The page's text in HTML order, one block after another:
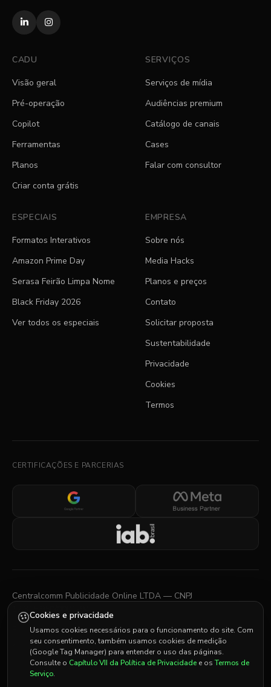
CADU
Visão geral
Pré-operação
Copilot
Ferramentas
Planos
Criar conta grátis
SERVIÇOS
Serviços de mídia
Audiências premium
Catálogo de canais
Cases
Falar com consultor
ESPECIAIS
Formatos Interativos
Amazon Prime Day
Serasa Feirão Limpa Nome
Black Friday 2026
Ver todos os especiais
EMPRESA
Sobre nós
Media Hacks
Planos e preços
Contato
Solicitar proposta
Sustentabilidade
Privacidade
Cookies
Termos
CERTIFICAÇÕES E PARCERIAS
Centralcomm Publicidade Online LTDA — CNPJ
Rua Sergipe, 1440 — Savassi, Belo Horizonte, MG
Av. Almirante Barroso, 81 — Centro, Rio de Janeiro, RJ
Cookies e privacidade
Usamos cookies necessários para o funcionamento do site. Com
seu consentimento, também usamos cookies de medição
(Google Tag Manager) para entender o uso das páginas.
Consulte o Capítulo VII da Política de Privacidade e osTermos de
Serviço.